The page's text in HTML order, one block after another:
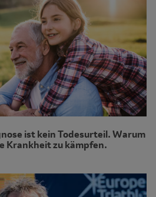
ist kein Todesurteil. Warum
Krankheit zu kämpfen.